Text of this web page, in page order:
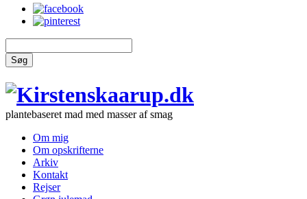
Søg
plantebaseret mad med masser af smag
Om mig
Om opskrifterne
Arkiv
Kontakt
Rejser